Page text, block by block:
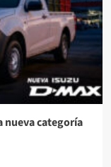
nueva categoría